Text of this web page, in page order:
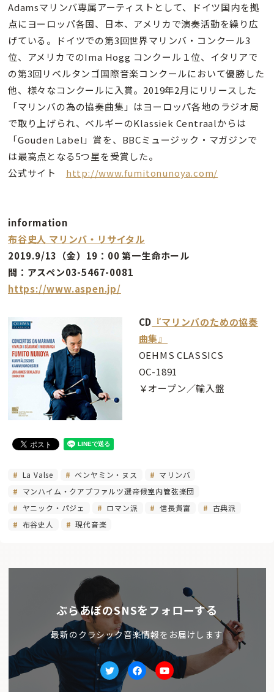
Adamsマリンバ専属アーティストとして、ドイツ国内を拠
点にヨーロッパ各国、日本、アメリカで演奏活動を繰り広
げている。ドイツでの第3回世界マリンバ・コンクール3
位、アメリカでのIma Hogg コンクール１位、イタリアで
の第3回リベルタンゴ国際音楽コンクールにおいて優勝した
他、様々なコンクールに入賞。2019年2月にリリースした
「マリンバの為の協奏曲集」はヨーロッパ各地のラジオ局
で取り上げられ、ベルギーのKlassiek Centraalからは
「Gouden Label」賞を、BBCミュージック・マガジンで
は最高点となる5つ星を受賞した。
公式サイト http://www.fumitonunoya.com/
information
布谷史人 マリンバ・リサイタル
2019.9/13（金）19：00 第一生命ホール
問：アスペン03-5467-0081
https://www.aspen.jp/
CD 『マリンバのための協奏
曲集』
OEHMS CLASSICS
OC-1891
￥オープン／輸入盤
La Valse ベンヤミン・ヌス
マリンバ
マンハイム・クアプファルツ選帝候室内管弦楽団
ヤニック・パジェ
ロマン派 信長貴富
古典派
布谷史人
現代音楽
ぶらあぼのSNSをフォローする
最新のクラシック音楽情報をお届けします
TwitterfacebookYoutube